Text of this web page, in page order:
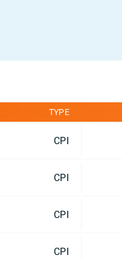
TYPE
CPI
CPI
CPI
CPI